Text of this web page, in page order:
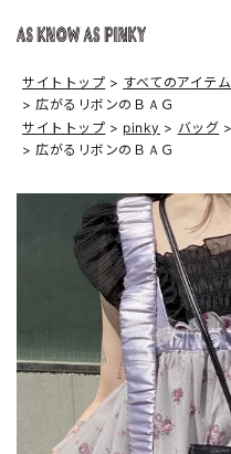
サイトトップ すべてのアイテム
広がるリボンのＢＡＧ
サイトトップ
pinky バッグ
広がるリボンのＢＡＧ